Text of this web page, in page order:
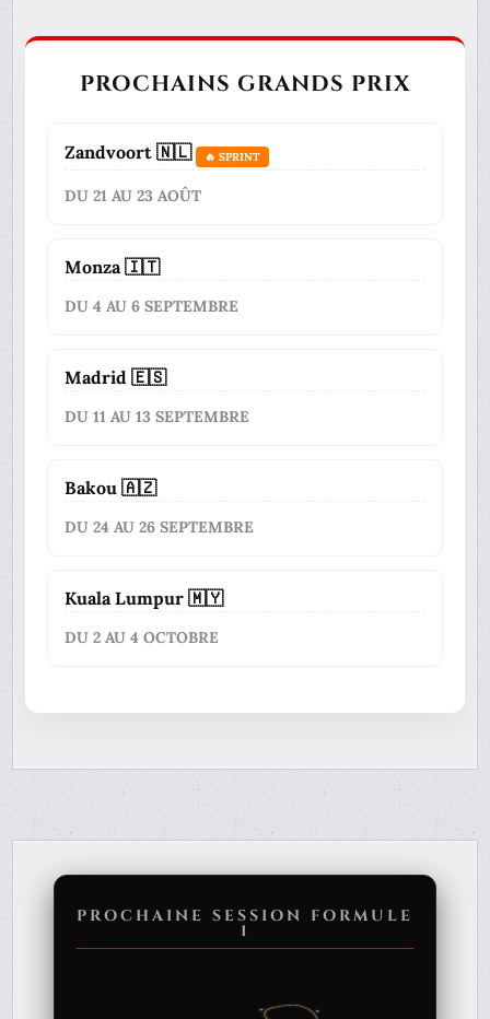
PROCHAINS GRANDS PRIX
Zandvoort 🇳🇱 🔥 SPRINT
DU 21 AU 23 AOÛT
Monza 🇮🇹
DU 4 AU 6 SEPTEMBRE
Madrid 🇪🇸
DU 11 AU 13 SEPTEMBRE
Bakou 🇦🇿
DU 24 AU 26 SEPTEMBRE
Kuala Lumpur 🇲🇾
DU 2 AU 4 OCTOBRE
PROCHAINE SESSION FORMULE
1